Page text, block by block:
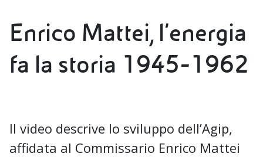
Enrico Mattei, l’energia
fa la storia 1945-1962
Il video descrive lo sviluppo dell’Agip,
affidata al Commissario Enrico Mattei